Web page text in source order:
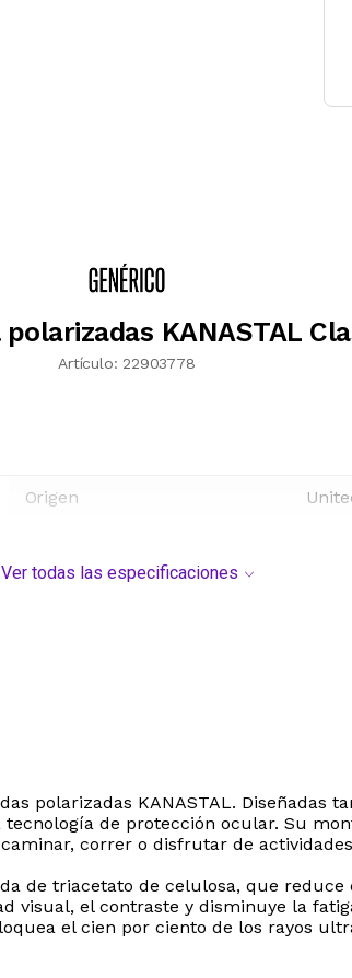
KANASTAL
Artículo: 22903778
Origen
Ver todas las especificaciones
polarizadas KANASTAL. Diseñadas
de protección ocular. Su
correr o disfrutar de
de triacetato de celulosa, que
visual, el contraste y disminuye la
el cien por ciento de los rayos